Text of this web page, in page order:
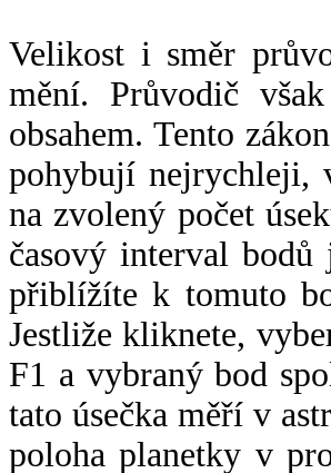
Velikost i směr
mění. Průvodič
obsahem. Tento
pohybují nejrychleji,
na zvolený počet
časový interval
přiblížíte k tomuto
Jestliže kliknete,
F1 a vybraný bod
tato úsečka měří v
poloha planetky v